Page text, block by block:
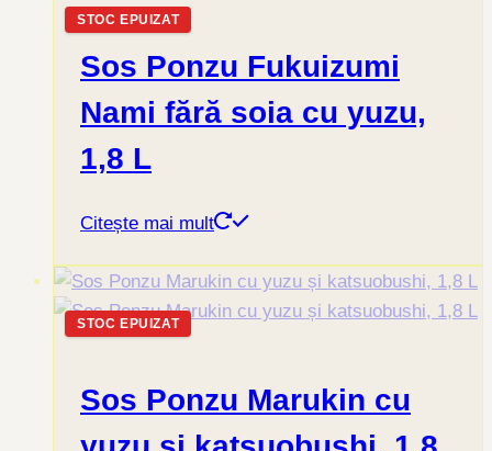
STOC EPUIZAT
Sos Ponzu Fukuizumi
Nami fără soia cu yuzu,
1,8 L
Citește mai mult
STOC EPUIZAT
Sos Ponzu Marukin cu